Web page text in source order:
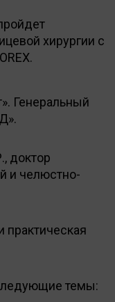
хирургии с
Генеральный
доктор
и челюстно-
практическая
темы: